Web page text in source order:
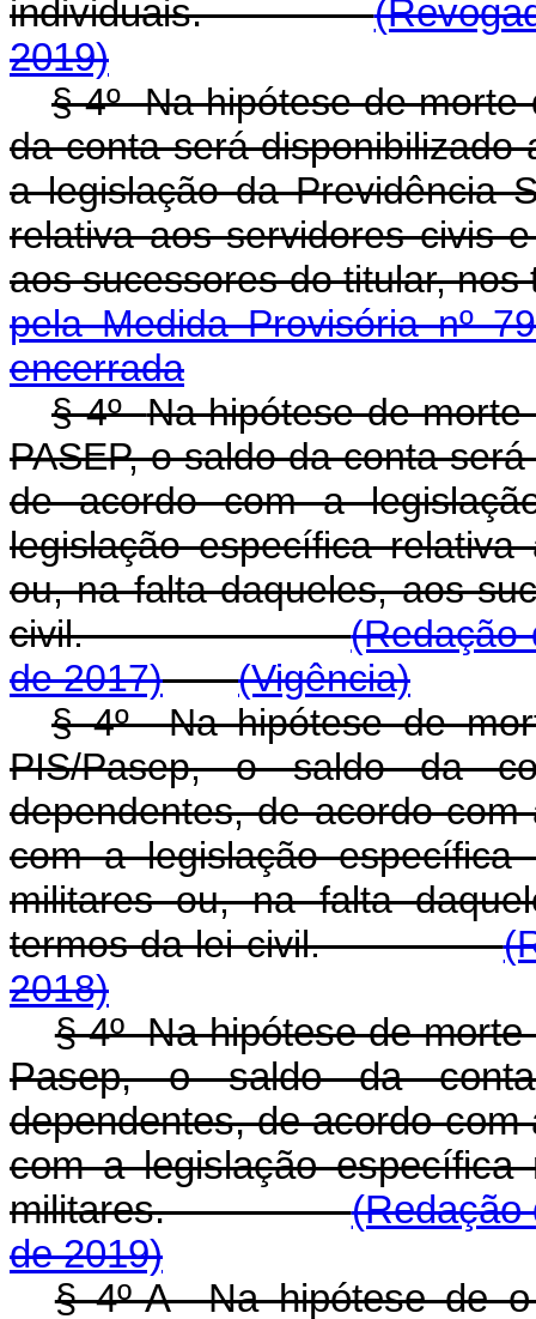
individuais.
2019)
§ 4º Na hipótese de morte
da conta será
a legislação da Previdência
relativa aos servidores civis
aos sucessores do
pela Medida Provisória nº
encerrada
§ 4ºNa hipótese de
PASEP, o saldo da conta
de acordo com a
legislação específica
ou, na falta daqueles, aos
civil.(Redação
de 2017)
(Vigência)
§ 4º Na hipótese de
PIS/Pasep, o saldo da
dependentes, de acordo
com a legislação
militares ou, na falta
termos da lei civil.
2018)
§ 4º Na hipótese de
Pasep, o saldo da
dependentes, de acordo
com a legislação
militares.(Redação
de 2019)
§ 4º-A Na hipótese de